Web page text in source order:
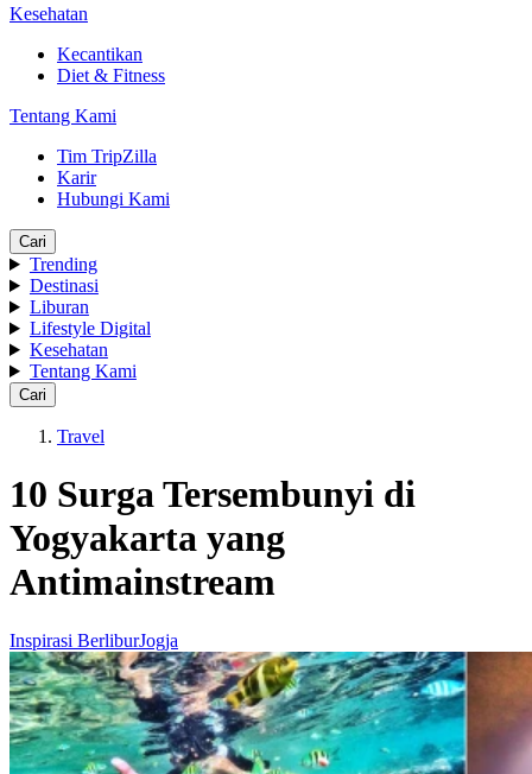
Kesehatan
Kecantikan
Diet & Fitness
Tentang Kami
Tim TripZilla
Karir
Hubungi Kami
Cari
Trending
Destinasi
Liburan
Lifestyle Digital
Kesehatan
Tentang Kami
Cari
Travel
10 Surga Tersembunyi di
Yogyakarta yang
Antimainstream
Inspirasi BerliburJogja